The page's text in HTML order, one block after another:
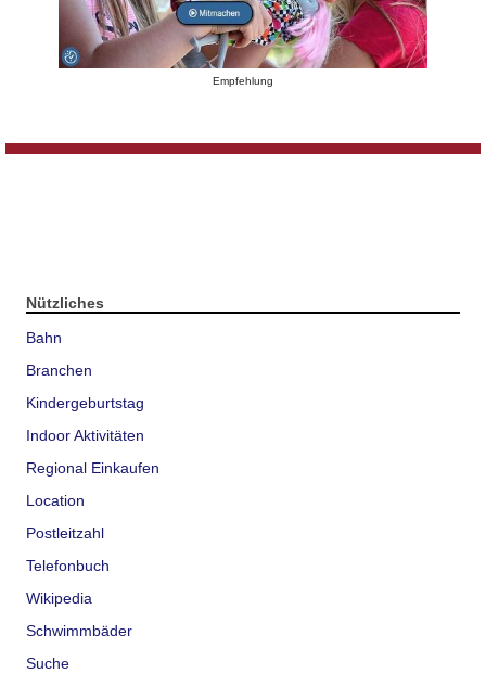
Empfehlung
Nützliches
Bahn
Branchen
Kindergeburtstag
Indoor Aktivitäten
Regional Einkaufen
Location
Postleitzahl
Telefonbuch
Wikipedia
Schwimmbäder
Suche